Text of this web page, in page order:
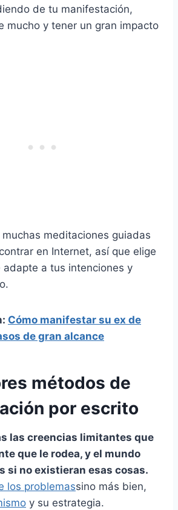
de tu manifestación,
mucho y tener un gran impacto
meditaciones guiadas
en Internet, así que elige
adapte a tus intenciones y
Cómo manifestar su ex de
de gran alcance
métodos de
por escrito
las creencias limitantes que
que le rodea, y el mundo
si no existieran esas cosas.
los problemassino más bien,
y su estrategia.